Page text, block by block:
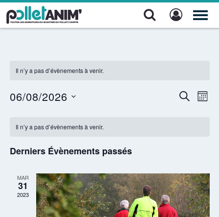
Pollet Anim'
Il n’y a pas d’évènements à venir.
MOIS
06/08/2026
date.
Évènements
Il n’y a pas d’évènements à venir.
Derniers Évènements passés
MAR
31
2023